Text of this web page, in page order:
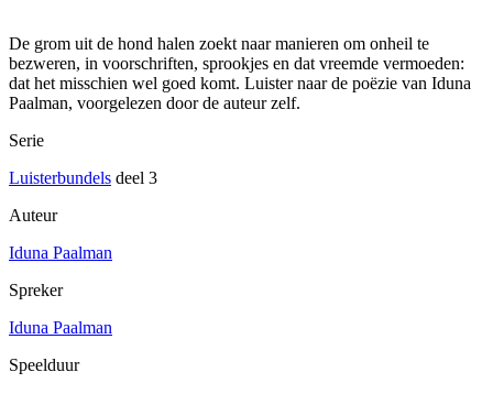
De grom uit de hond halen zoekt naar manieren om onheil te
bezweren, in voorschriften, sprookjes en dat vreemde vermoeden:
dat het misschien wel goed komt. Luister naar de poëzie van Iduna
Paalman, voorgelezen door de auteur zelf.
Serie
Luisterbundels deel 3
Auteur
Iduna Paalman
Spreker
Iduna Paalman
Speelduur